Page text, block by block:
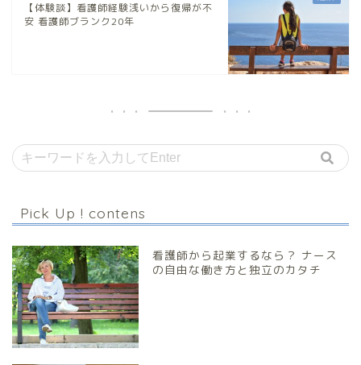
【体験談】看護師経験浅いから復帰が不
安 看護師ブランク20年
Pick Up ! contens
看護師から起業するなら？ ナース
の自由な働き方と独立のカタチ